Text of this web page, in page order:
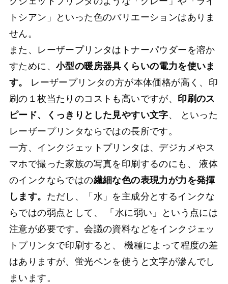
トシアン」といった色のバリエーションはありま
せん。
また、レーザープリンタはトナーパウダーを溶か
すために、 小型の暖房器具くらいの電力を使いま
す。
レーザープリンタの方が本体価格が高く、印
刷の１枚当たりのコストも高いですが、 印刷のス
ピード、くっきりとした見やすい文字、 といった
レーザープリンタならではの長所です。
一方、インクジェットプリンタは、デジカメやス
マホで撮った家族の写真を印刷するのにも、 液体
のインクならではの繊細な色の表現力が力を発揮
します。 ただし、「水」を主成分とするインクな
らではの弱点として、 「水に弱い」という点には
注意が必要です。会議の資料などをインクジェッ
トプリンタで印刷すると、 機種によって程度の差
はありますが、蛍光ペンを使うと文字が滲んでし
まいます。